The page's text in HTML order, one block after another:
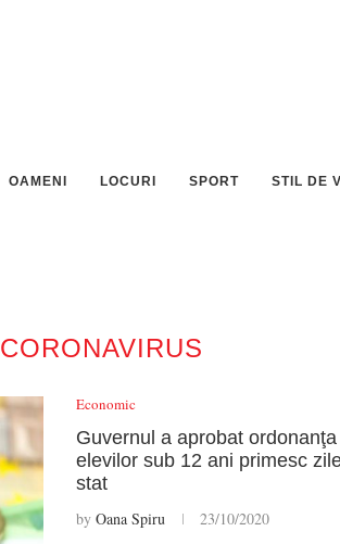
OAMENI LOCURI SPORT STIL DE
CORONAVIRUS
Economic
Guvernul a aprobat
elevilor sub 12 ani primesc
stat
by Oana Spiru 23/10/2020